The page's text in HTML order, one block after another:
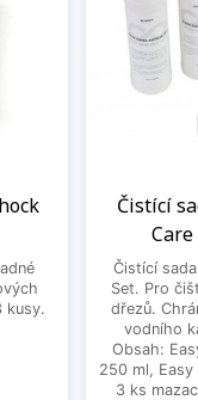
kusy.
Čistící
Care
Čistící
Set. Pro
dřezů.
vodního
Obsah:
250 ml,
3 ks